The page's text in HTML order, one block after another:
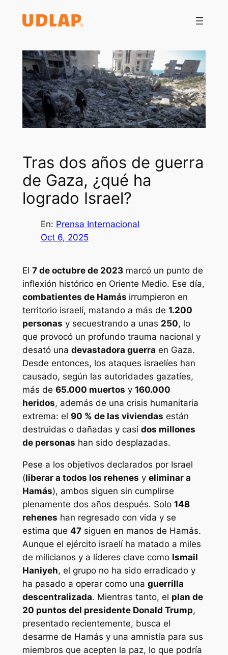
Tras dos años de guerra
de Gaza, ¿qué ha
logrado Israel?
En: Prensa Internacional
Oct 6, 2025
El 7 de octubre de 2023marcó un punto de
inflexión histórico en Oriente Medio. Ese día,
combatientes de Hamás irrumpieron en
territorio israelí, matando a más de 1.200
personas y secuestrando a unas 250, lo
que provocó un profundo trauma nacional y
desató una devastadora guerra en Gaza.
Desde entonces, los ataques israelíes han
causado, según las autoridades gazatíes,
más de 65.000 muertos y 160.000
heridos, además de una crisis humanitaria
extrema: el 90 % de las viviendas están
destruidas o dañadas y casi dos millones
de personas han sido desplazadas.
Pese a los objetivos declarados por Israel
(liberar a todos los rehenes y eliminar a
Hamás), ambos siguen sin cumplirse
plenamente dos años después. Solo 148
rehenes han regresado con vida y se
estima que 47siguen en manos de Hamás.
Aunque el ejército israelí ha matado a miles
de milicianos y a líderes clave como Ismail
Haniyeh, el grupo no ha sido erradicado y
ha pasado a operar como una guerrilla
descentralizada. Mientras tanto, el plan de
20 puntos del presidente Donald Trump,
presentado recientemente, busca el
desarme de Hamás y una amnistía para sus
miembros que acepten la paz, lo que podría